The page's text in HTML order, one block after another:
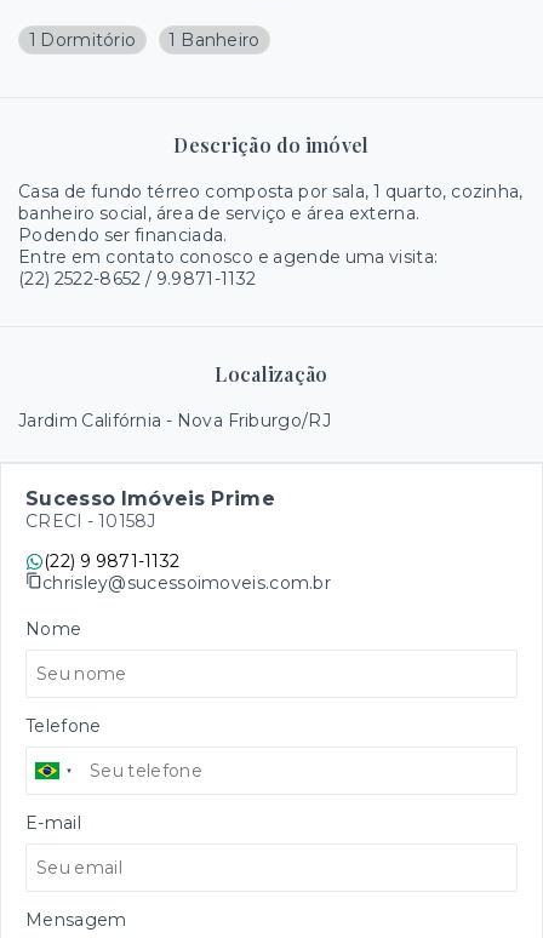
1 Dormitório 1 Banheiro
Descrição do imóvel
Casa de fundo térreo composta por sala, 1 quarto, cozinha,
banheiro social, área de serviço e área externa.
Podendo ser financiada.
Entre em contato conosco e agende uma visita:
(22) 2522-8652 / 9.9871-1132
Localização
Jardim Califórnia - Nova Friburgo/RJ
Sucesso Imóveis Prime
CRECI - 10158J
(22) 9 9871-1132
chrisley@sucessoimoveis.com.br
Nome
Telefone
E-mail
Mensagem